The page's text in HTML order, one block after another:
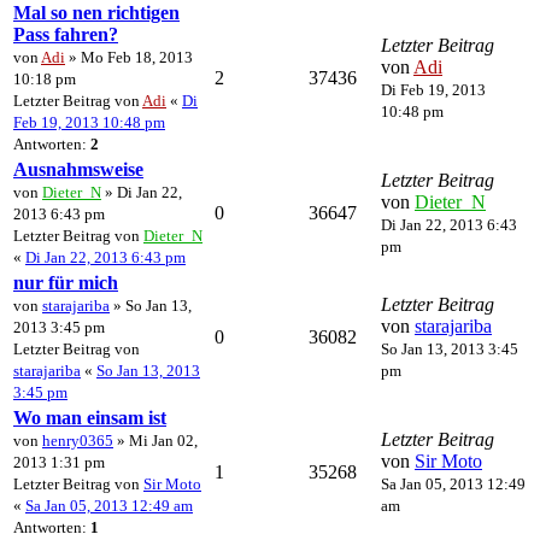
Mal so nen richtigen
Pass fahren?
von Adi » Mo Feb 18, 2013
10:18 pm
Letzter Beitrag von Adi « Di
Feb 19, 2013 10:48 pm
Antworten: 2
2 37436
Letzter Beitrag
von Adi
Di Feb 19, 2013
10:48 pm
Ausnahmsweise
von Dieter_N » Di Jan 22,
2013 6:43 pm
Letzter Beitrag von Dieter_N
« Di Jan 22, 2013 6:43 pm
0 36647
Letzter Beitrag
von Dieter_N
Di Jan 22, 2013 6:43
pm
nur für mich
von starajariba » So Jan 13,
2013 3:45 pm
Letzter Beitrag von
starajariba « So Jan 13, 2013
3:45 pm
0 36082
Letzter Beitrag
von starajariba
So Jan 13, 2013 3:45
pm
Wo man einsam ist
von henry0365 » Mi Jan 02,
2013 1:31 pm
Letzter Beitrag von Sir Moto
« Sa Jan 05, 2013 12:49 am
Antworten: 1
1 35268
Letzter Beitrag
von Sir Moto
Sa Jan 05, 2013 12:49
am